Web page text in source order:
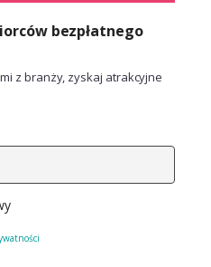
bezpłatnego
z branży, zyskaj atrakcyjne